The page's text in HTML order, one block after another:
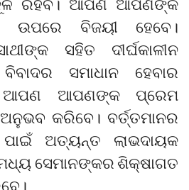
ଉପରେ ବିଜୟୀ ହେବେ।
ସହିତ ଦୀର୍ଘକାଳୀନ
ସମାଧାନ ହେବାର
ଆପଣ ଆପଣଙ୍କ ପ୍ରେମ
କରିବେ। ବର୍ତ୍ତମାନର
ଅତ୍ୟନ୍ତ ଲାଭଦାୟକ
ସେମାନଙ୍କର ଶିକ୍ଷାଗତ